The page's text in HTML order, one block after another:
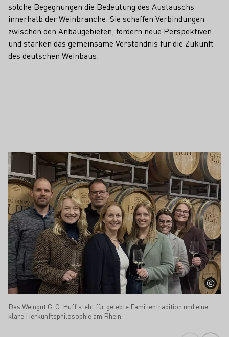
solche Begegnungen die Bedeutung des Austauschs
innerhalb der Weinbranche: Sie schaffen Verbindungen
zwischen den Anbaugebieten, fördern neue Perspektiven
und stärken das gemeinsame Verständnis für die Zukunft
des deutschen Weinbaus.
Das Weingut G. G. Huff steht für gelebte Familientradition und eine
klare Herkunftsphilosophie am Rhein.